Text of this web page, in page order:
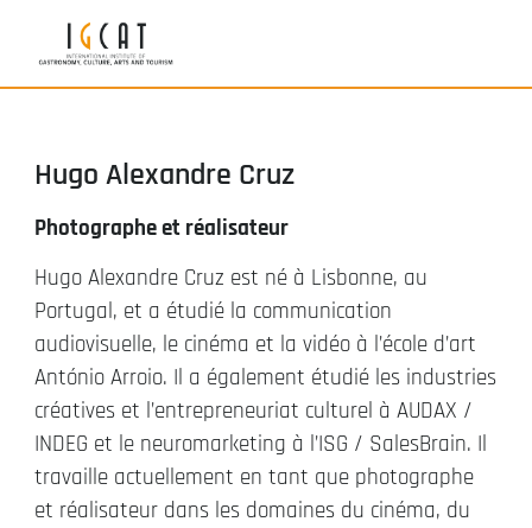
Hugo Alexandre Cruz
Photographe et réalisateur
Hugo Alexandre Cruz est né à Lisbonne, au
Portugal, et a étudié la communication
audiovisuelle, le cinéma et la vidéo à l’école d’art
António Arroio. Il a également étudié les industries
créatives et l’entrepreneuriat culturel à AUDAX /
INDEG et le neuromarketing à l’ISG / SalesBrain. Il
travaille actuellement en tant que photographe
et réalisateur dans les domaines du cinéma, du